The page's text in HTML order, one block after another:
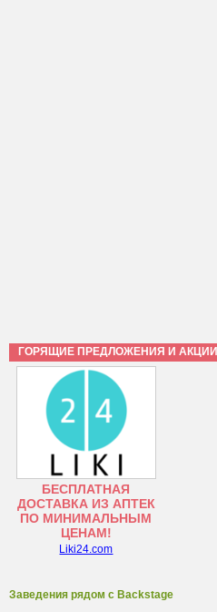
ГОРЯЩИЕ ПРЕДЛОЖЕНИЯ И АКЦИИ
БЕСПЛАТНАЯ
ДОСТАВКА ИЗ АПТЕК
ПО МИНИМАЛЬНЫМ
ЦЕНАМ!
Liki24.com
Заведения рядом с Backstage